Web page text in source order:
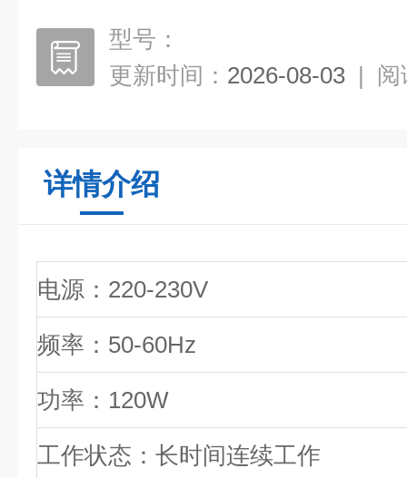
型号：
更新时间： 2026-08-03 | 阅
详情介绍
电源：220-230V
频率：50-60Hz
功率：120W
工作状态：长时间连续工作